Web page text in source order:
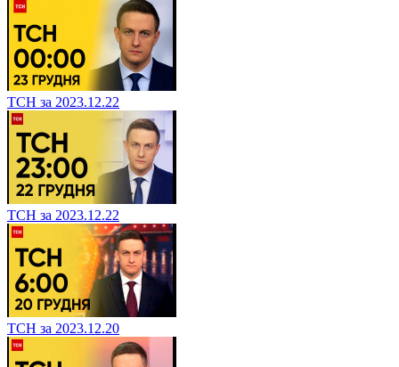
ТСН за 2023.12.22
ТСН за 2023.12.22
ТСН за 2023.12.20